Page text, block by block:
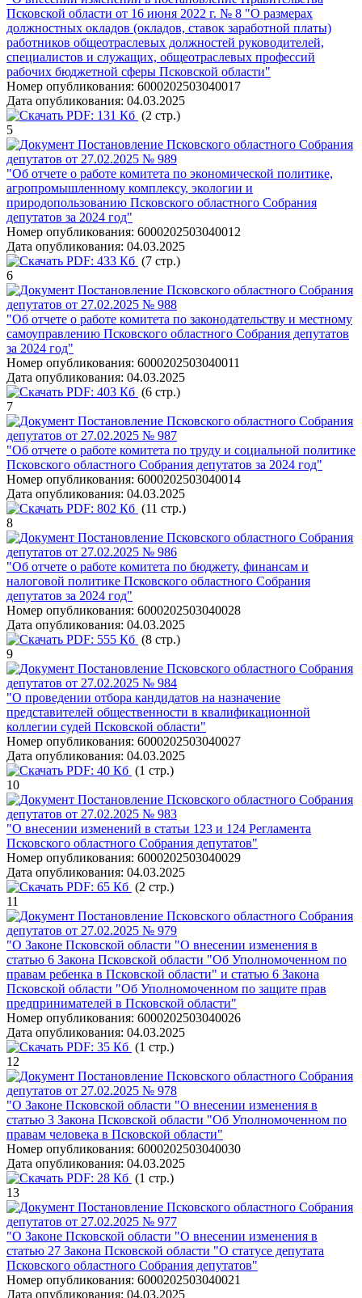
Псковской области от 16 июня 2022 г. № 8 "О размерах
должностных окладов (окладов, ставок заработной платы)
работников общеотраслевых должностей руководителей,
специалистов и служащих, общеотраслевых профессий
рабочих бюджетной сферы Псковской области"
Номер опубликования: 6000202503040017
Дата опубликования: 04.03.2025
PDF: 131 Кб (2 стр.)
5
Постановление Псковского областного Собрания
депутатов от 27.02.2025 № 989
"Об отчете о работе комитета по экономической политике,
агропромышленному комплексу, экологии и
природопользованию Псковского областного Собрания
депутатов за 2024 год"
Номер опубликования: 6000202503040012
Дата опубликования: 04.03.2025
PDF: 433 Кб (7 стр.)
6
Постановление Псковского областного Собрания
депутатов от 27.02.2025 № 988
"Об отчете о работе комитета по законодательству и местному
самоуправлению Псковского областного Собрания депутатов
за 2024 год"
Номер опубликования: 6000202503040011
Дата опубликования: 04.03.2025
PDF: 403 Кб (6 стр.)
7
Постановление Псковского областного Собрания
депутатов от 27.02.2025 № 987
"Об отчете о работе комитета по труду и социальной политике
Псковского областного Собрания депутатов за 2024 год"
Номер опубликования: 6000202503040014
Дата опубликования: 04.03.2025
PDF: 802 Кб (11 стр.)
8
Постановление Псковского областного Собрания
депутатов от 27.02.2025 № 986
"Об отчете о работе комитета по бюджету, финансам и
налоговой политике Псковского областного Собрания
депутатов за 2024 год"
Номер опубликования: 6000202503040028
Дата опубликования: 04.03.2025
PDF: 555 Кб (8 стр.)
9
Постановление Псковского областного Собрания
депутатов от 27.02.2025 № 984
"О проведении отбора кандидатов на назначение
представителей общественности в квалификационной
коллегии судей Псковской области"
Номер опубликования: 6000202503040027
Дата опубликования: 04.03.2025
PDF: 40 Кб (1 стр.)
10
Постановление Псковского областного Собрания
депутатов от 27.02.2025 № 983
"О внесении изменений в статьи 123 и 124 Регламента
Псковского областного Собрания депутатов"
Номер опубликования: 6000202503040029
Дата опубликования: 04.03.2025
PDF: 65 Кб (2 стр.)
11
Постановление Псковского областного Собрания
депутатов от 27.02.2025 № 979
"О Законе Псковской области "О внесении изменения в
статью 6 Закона Псковской области "Об Уполномоченном по
правам ребенка в Псковской области" и статью 6 Закона
Псковской области "Об Уполномоченном по защите прав
предпринимателей в Псковской области"
Номер опубликования: 6000202503040026
Дата опубликования: 04.03.2025
PDF: 35 Кб (1 стр.)
12
Постановление Псковского областного Собрания
депутатов от 27.02.2025 № 978
"О Законе Псковской области "О внесении изменения в
статью 3 Закона Псковской области "Об Уполномоченном по
правам человека в Псковской области"
Номер опубликования: 6000202503040030
Дата опубликования: 04.03.2025
PDF: 28 Кб (1 стр.)
13
Постановление Псковского областного Собрания
депутатов от 27.02.2025 № 977
"О Законе Псковской области "О внесении изменения в
статью 27 Закона Псковской области "О статусе депутата
Псковского областного Собрания депутатов"
Номер опубликования: 6000202503040021
Дата опубликования: 04.03.2025